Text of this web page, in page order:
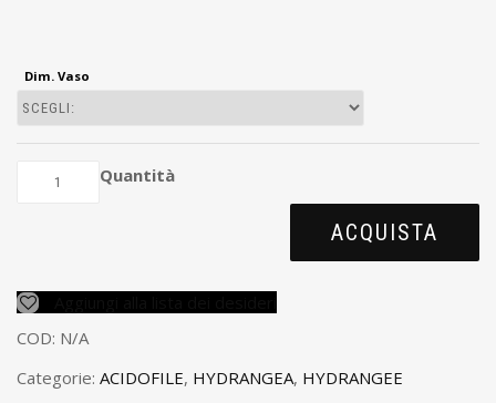
Dim. Vaso
Quantità
ACQUISTA
COD: N/A
Categorie: ACIDOFILE, HYDRANGEA, HYDRANGEE